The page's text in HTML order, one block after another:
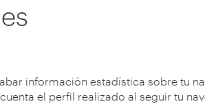
información estadística sobre tu
el perfil realizado al seguir tu